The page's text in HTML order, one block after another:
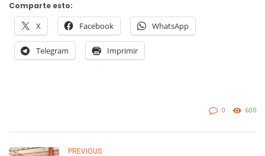
Comparte esto:
X Facebook WhatsApp
Telegram Imprimir
0 600
PREVIOUS